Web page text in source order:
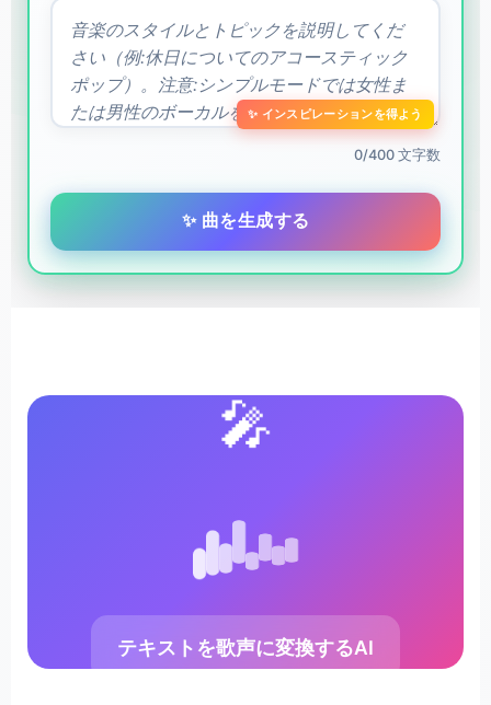
✨ インスピレーションを得よう
0/400 文字数
✨ 曲を生成する
🎤
テキストを歌声に変換するAI